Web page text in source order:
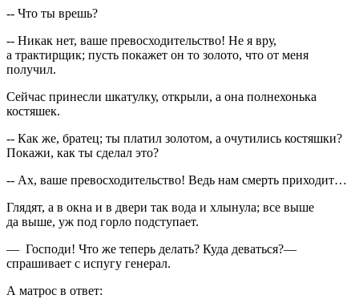
-- Что ты врешь?
-- Никак нет, ваше превосходительство! Не я вру,
а трактирщик; пусть покажет он то золото, что от меня
получил.
Сейчас принесли шкатулку, открыли, а она полнехонька
костяшек.
-- Как же, братец; ты платил золотом, а очутились костяшки?
Покажи, как ты сделал это?
-- Ах, ваше превосходительство! Ведь нам смерть приходит…
Глядят, а в окна и в двери так вода и хлынула; все выше
да выше, уж под горло подступает.
— Господи! Что же теперь делать? Куда деваться?—
спрашивает с испугу генерал.
А матрос в ответ: